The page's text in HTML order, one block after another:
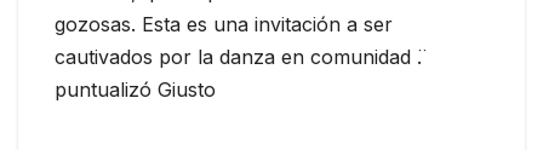
gozosas. Esta es una invitación a ser
cautivados por la danza en comunidad ̈.
puntualizó Giusto